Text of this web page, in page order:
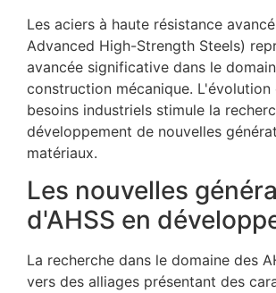
Les aciers à haute résistance
Advanced High-Strength Steels)
avancée significative dans le
construction mécanique. L'évolution
besoins industriels stimule la
développement de nouvelles
matériaux.
Les nouvelles
d'AHSS en
La recherche dans le domaine des
vers des alliages présentant des